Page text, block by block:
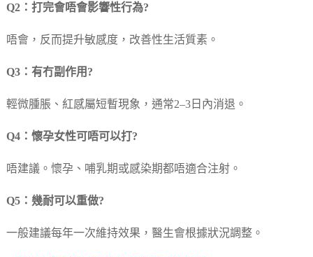
Q2：打完會唔會影響性行為?
唔會，反而提升敏感度，改善性生活質素。
Q3：有冇副作用?
輕微腫脹、紅感屬短暫現象，通常2–3日內消退。
Q4：懷孕女性可唔可以打?
唔建議。懷孕、哺乳期或感染期都唔適合注射。
Q5：幾耐可以重做?
一般建議每年一次維持效果，醫生會根據狀況調整。